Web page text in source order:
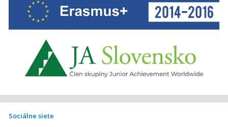
Sociálne siete